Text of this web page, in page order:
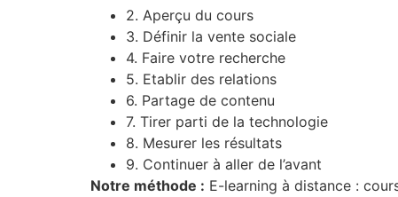
2. Aperçu du cours
3. Définir la vente sociale
4. Faire votre recherche
5. Etablir des relations
6. Partage de contenu
7. Tirer parti de la technologie
8. Mesurer les résultats
9. Continuer à aller de l’avant
Notre méthode : E-learning à distance :